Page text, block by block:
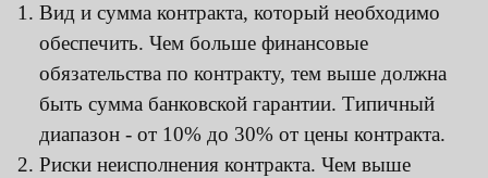
Вид и сумма контракта, который необходимо
обеспечить. Чем больше финансовые
обязательства по контракту, тем выше должна
быть сумма банковской гарантии. Типичный
диапазон - от 10% до 30% от цены контракта.
Риски неисполнения контракта. Чем выше